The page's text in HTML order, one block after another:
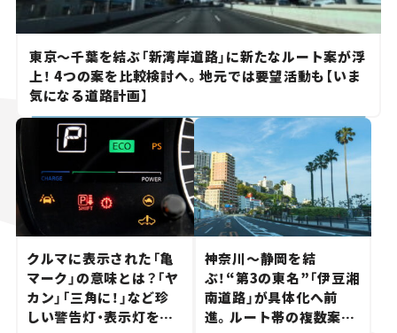
東京～千葉を結ぶ「新湾岸道路」に新たなルート案が浮
上！ 4つの案を比較検討へ。地元では要望活動も【いま
気になる道路計画】
クルマに表示された「亀
マーク」の意味とは？「ヤ
カン」「三角に！」など珍
しい警告灯・表示灯を解
神奈川～静岡を結
ぶ！“第3の東名”「伊豆湘
南道路」が具体化へ前
進。ルート帯の複数案検